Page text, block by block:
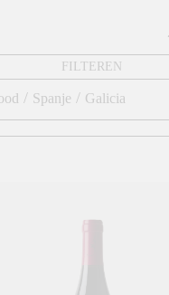
FILTEREN
/ Spanje / Galicia